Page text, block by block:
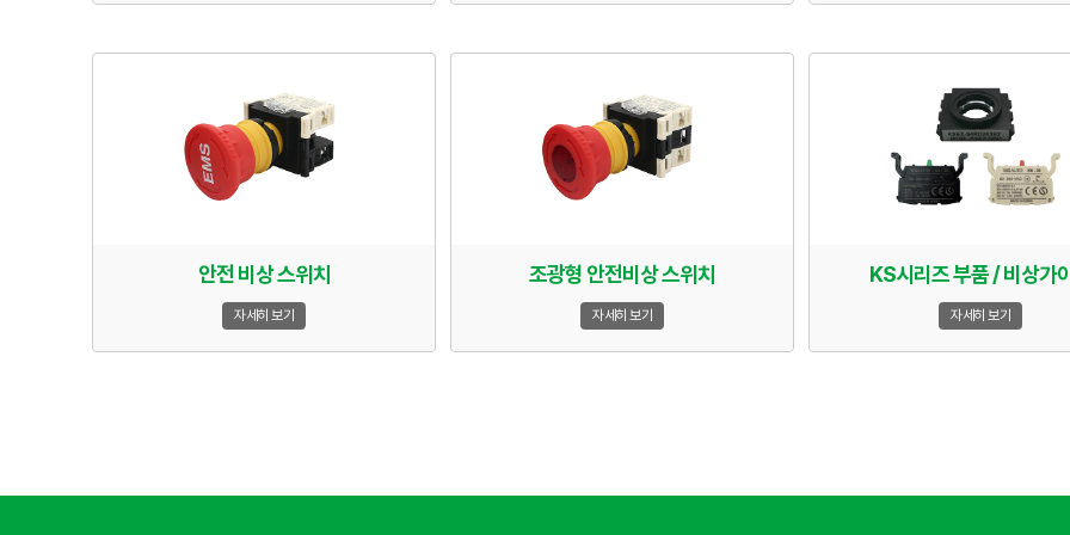
안전 비상 스위치
자세히 보기
조광형 안전비상 스위치
자세히 보기
KS시리즈 부품 / 비상가
자세히 보기